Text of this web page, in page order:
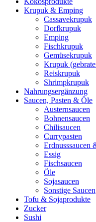
Krupuk & Emping
Cassavekrupuk
Dorfkrupuk
Emping
Fischkrupuk
Gemüsekrupuk
Krupuk
Reiskrupuk
Shrimpkrupuk
Nahrungsergänzung
Saucen, Pasten & Öle
Austernsaucen
Bohnensaucen
Chilisaucen
Currypasten
Erdnusssaucen
Essig
Fischsaucen
Öle
Sojasaucen
Sonstige Saucen
Tofu & Sojaprodukte
Zucker
Sushi